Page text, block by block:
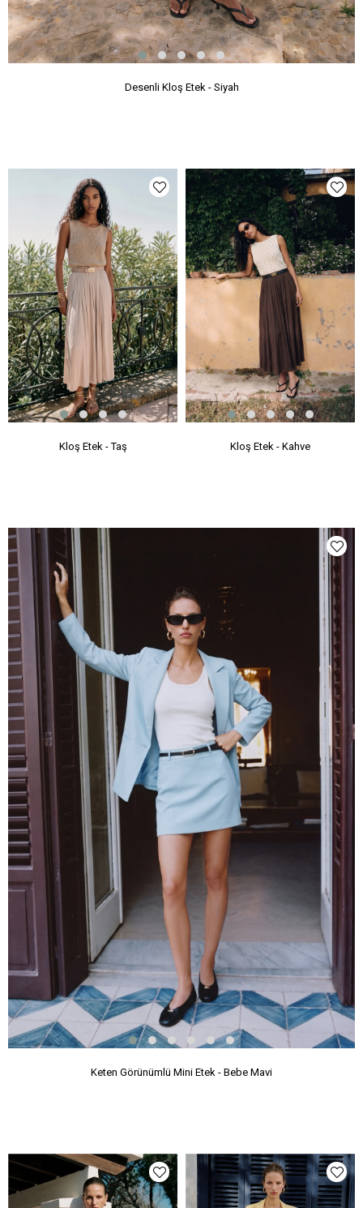
Desenli Kloş Etek - Siyah
Kloş Etek - Taş Kloş Etek - Kahve
Keten Görünümlü Mini Etek - Bebe Mavi